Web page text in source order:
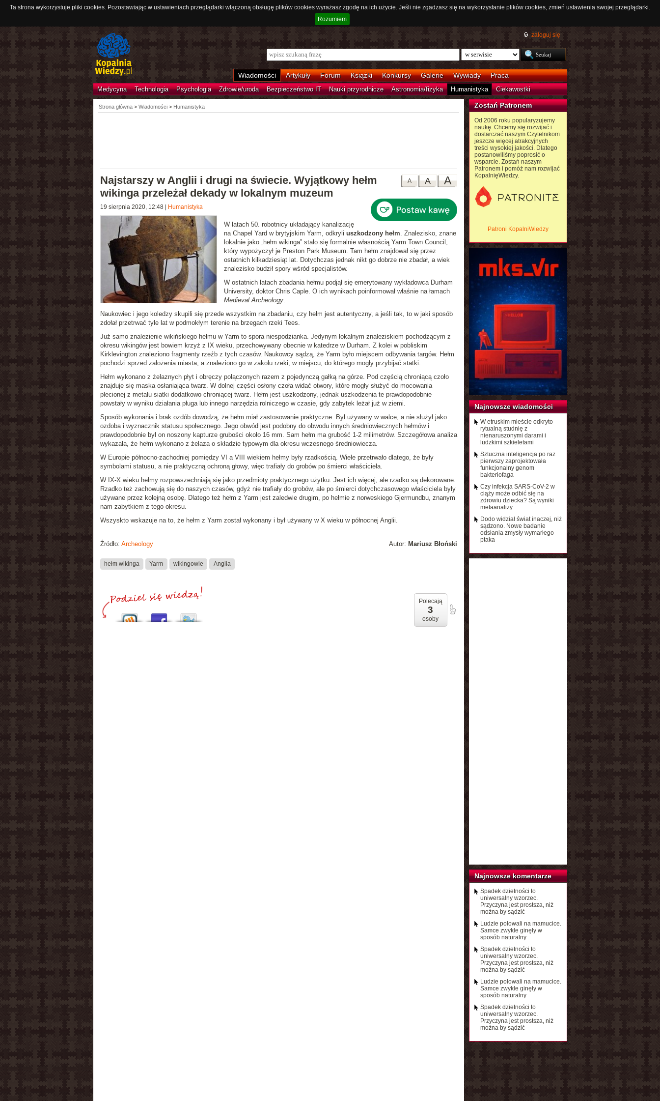
Ta strona wykorzystuje pliki cookies. Pozostawiając w ustawieniach przeglądarki włączoną obsługę plików cookies wyrażasz zgodę na ich użycie. Jeśli nie zgadzasz się na wykorzystanie plików cookies, zmień ustawienia swojej przeglądarki.
Rozumiem
zaloguj się
Wiadomości Artykuły Forum Książki Konkursy Galerie Wywiady Praca
Medycyna Technologia Psychologia Zdrowie/uroda Bezpieczeństwo IT Nauki przyrodnicze Astronomia/fizyka Humanistyka Ciekawostki
Strona główna> Wiadomości > Humanistyka
A
A
A
Najstarszy w Anglii i drugi na świecie. Wyjątkowy hełm
wikinga przeleżał dekady w lokalnym muzeum
19 sierpnia 2020, 12:48| Humanistyka
W latach 50. robotnicy układający kanalizację
na Chapel Yard w brytyjskim Yarm, odkryli uszkodzony hełm. Znalezisko, znane
lokalnie jako „hełm wikinga” stało się formalnie własnością Yarm Town Council,
który wypożyczył je Preston Park Museum. Tam hełm znajdował się przez
ostatnich kilkadziesiąt lat. Dotychczas jednak nikt go dobrze nie zbadał, a wiek
znalezisko budził spory wśród specjalistów.
W ostatnich latach zbadania hełmu podjął się emerytowany wykładowca Durham
University, doktor Chris Caple. O ich wynikach poinformował właśnie na łamach
Medieval Archeology.
Naukowiec i jego koledzy skupili się przede wszystkim na zbadaniu, czy hełm jest autentyczny, a jeśli tak, to w jaki sposób
zdołał przetrwać tyle lat w podmokłym terenie na brzegach rzeki Tees.
Już samo znalezienie wikińskiego hełmu w Yarm to spora niespodzianka. Jedynym lokalnym znaleziskiem pochodzącym z
okresu wikingów jest bowiem krzyż z IX wieku, przechowywany obecnie w katedrze w Durham. Z kolei w pobliskim
Kirklevington znaleziono fragmenty rzeźb z tych czasów. Naukowcy sądzą, że Yarm było miejscem odbywania targów. Hełm
pochodzi sprzed założenia miasta, a znaleziono go w zakolu rzeki, w miejscu, do którego mogły przybijać statki.
Hełm wykonano z żelaznych płyt i obręczy połączonych razem z pojedynczą gałką na górze. Pod częścią chroniącą czoło
znajduje się maska osłaniająca twarz. W dolnej części osłony czoła widać otwory, które mogły służyć do mocowania
plecionej z metalu siatki dodatkowo chroniącej twarz. Hełm jest uszkodzony, jednak uszkodzenia te prawdopodobnie
powstały w wyniku działania pługa lub innego narzędzia rolniczego w czasie, gdy zabytek leżał już w ziemi.
Sposób wykonania i brak ozdób dowodzą, że hełm miał zastosowanie praktyczne. Był używany w walce, a nie służył jako
ozdoba i wyznacznik statusu społecznego. Jego obwód jest podobny do obwodu innych średniowiecznych hełmów i
prawdopodobnie był on noszony kapturze grubości około 16 mm. Sam hełm ma grubość 1-2 milimetrów. Szczegółowa analiza
wykazała, że hełm wykonano z żelaza o składzie typowym dla okresu wczesnego średniowiecza.
W Europie północno-zachodniej pomiędzy VI a VIII wiekiem hełmy były rzadkością. Wiele przetrwało dlatego, że były
symbolami statusu, a nie praktyczną ochroną głowy, więc trafiały do grobów po śmierci właściciela.
W IX-X wieku hełmy rozpowszechniają się jako przedmioty praktycznego użytku. Jest ich więcej, ale rzadko są dekorowane.
Rzadko też zachowują się do naszych czasów, gdyż nie trafiały do grobów, ale po śmierci dotychczasowego właściciela były
używane przez kolejną osobę. Dlatego też hełm z Yarm jest zaledwie drugim, po hełmie z norweskiego Gjermundbu, znanym
nam zabytkiem z tego okresu.
Wszyskto wskazuje na to, że hełm z Yarm został wykonany i był używany w X wieku w północnej Anglii.
Autor: Mariusz Błoński
Źródło: Archeology
hełm wikinga Yarm wikingowie Anglia
Polecają
3
osoby
Zostań Patronem
Od 2006 roku popularyzujemy
naukę. Chcemy się rozwijać i
dostarczać naszym Czytelnikom
jeszcze więcej atrakcyjnych
treści wysokiej jakości. Dlatego
postanowiliśmy poprosić o
wsparcie. Zostań naszym
Patronem i pomóż nam rozwijać
KopalnięWiedzy.
Patroni KopalniWiedzy
Najnowsze wiadomości
W etruskim mieście odkryto
rytualną studnię z
nienaruszonymi darami i
ludzkimi szkieletami
Sztuczna inteligencja po raz
pierwszy zaprojektowała
funkcjonalny genom
bakteriofaga
Czy infekcja SARS-CoV-2 w
ciąży może odbić się na
zdrowiu dziecka? Są wyniki
metaanalizy
Dodo widział świat inaczej, niż
sądzono. Nowe badanie
odsłania zmysły wymarłego
ptaka
Najnowsze komentarze
Spadek dzietności to
uniwersalny wzorzec.
Przyczyna jest prostsza, niż
można by sądzić
Ludzie polowali na mamucice.
Samce zwykle ginęły w
sposób naturalny
Spadek dzietności to
uniwersalny wzorzec.
Przyczyna jest prostsza, niż
można by sądzić
Ludzie polowali na mamucice.
Samce zwykle ginęły w
sposób naturalny
Spadek dzietności to
uniwersalny wzorzec.
Przyczyna jest prostsza, niż
można by sądzić